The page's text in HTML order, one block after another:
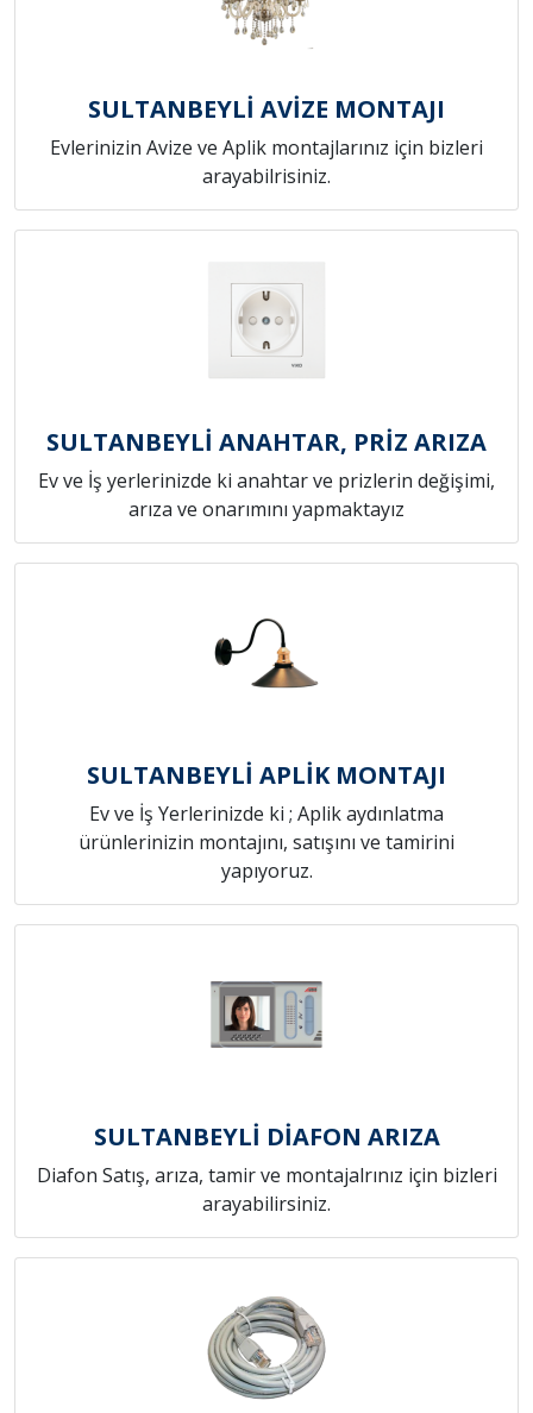
SULTANBEYLİ AVİZE MONTAJI
Evlerinizin Avize ve Aplik montajlarınız için bizleri
arayabilrisiniz.
SULTANBEYLİ ANAHTAR, PRİZ ARIZA
Ev ve İş yerlerinizde ki anahtar ve prizlerin değişimi,
arıza ve onarımını yapmaktayız
SULTANBEYLİ APLİK MONTAJI
Ev ve İş Yerlerinizde ki ; Aplik aydınlatma
ürünlerinizin montajını, satışını ve tamirini
yapıyoruz.
SULTANBEYLİ DİAFON ARIZA
Diafon Satış, arıza, tamir ve montajalrınız için bizleri
arayabilirsiniz.